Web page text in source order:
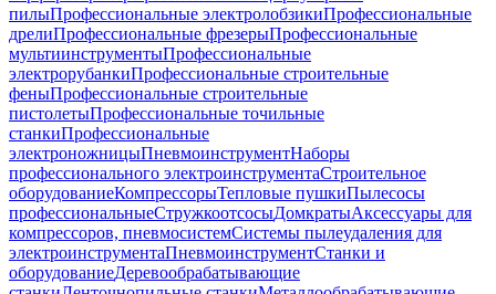
пилыПрофессиональные электролобзикиПрофессиональные
дрелиПрофессиональные фрезерыПрофессиональные
мультиинструментыПрофессиональные
электрорубанкиПрофессиональные строительные
феныПрофессиональные строительные
пистолетыПрофессиональные точильные
станкиПрофессиональные
электроножницыПневмоинструментНаборы
профессионального электроинструментаСтроительное
оборудованиеКомпрессорыТепловые пушкиПылесосы
профессиональныеСтружкоотсосыДомкратыАксессуары для
компрессоров, пневмосистемСистемы пылеудаления для
электроинструментаПневмоинструментСтанки и
оборудованиеДеревообрабатывающие